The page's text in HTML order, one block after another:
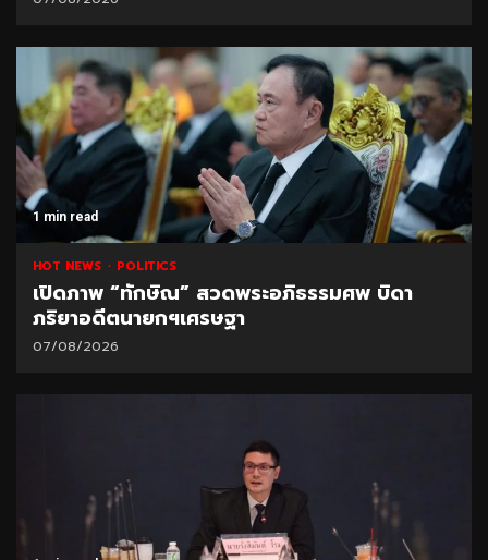
1 min read
HOT NEWS POLITICS
เปิดภาพ “ทักษิณ” สวดพระอภิธรรมศพ บิดา
ภริยาอดีตนายกฯเศรษฐา
07/08/2026